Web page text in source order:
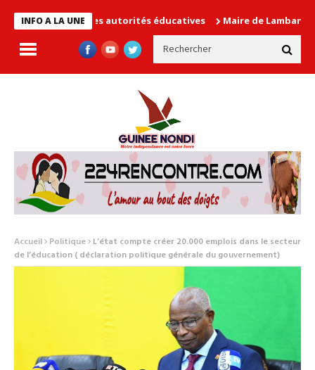
INFO A LA UNE
cause les autorités éducatives Maire de Lambanyi : Baba
Accueil Politique L’état compte créer 20.000 emplois dans le secteur
de l’éducation ( déclaration politique générale du gouvernement)